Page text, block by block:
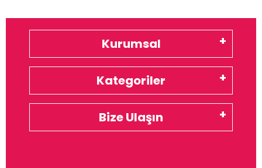
Kurumsal
Kategoriler
Bize Ulaşın